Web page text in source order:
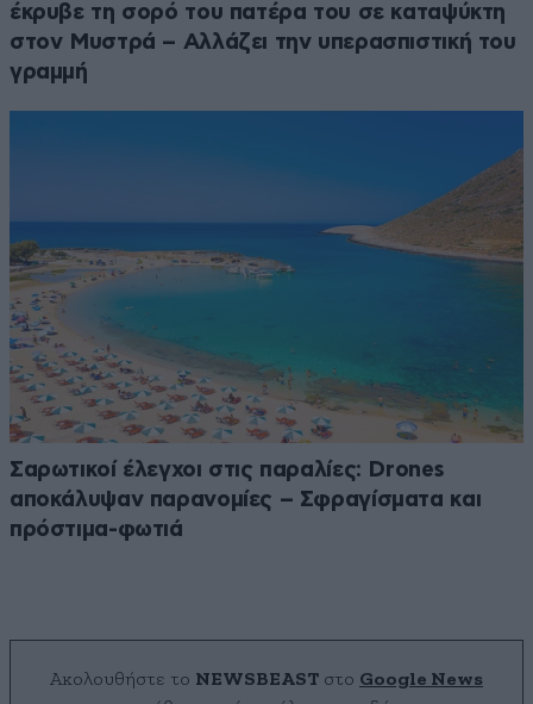
έκρυβε τη σορό του πατέρα του σε καταψύκτη
στον Μυστρά – Αλλάζει την υπερασπιστική του
γραμμή
Σαρωτικοί έλεγχοι στις παραλίες: Drones
αποκάλυψαν παρανομίες – Σφραγίσματα και
πρόστιμα-φωτιά
Ακολουθήστε το NEWSBEAST στο Google News